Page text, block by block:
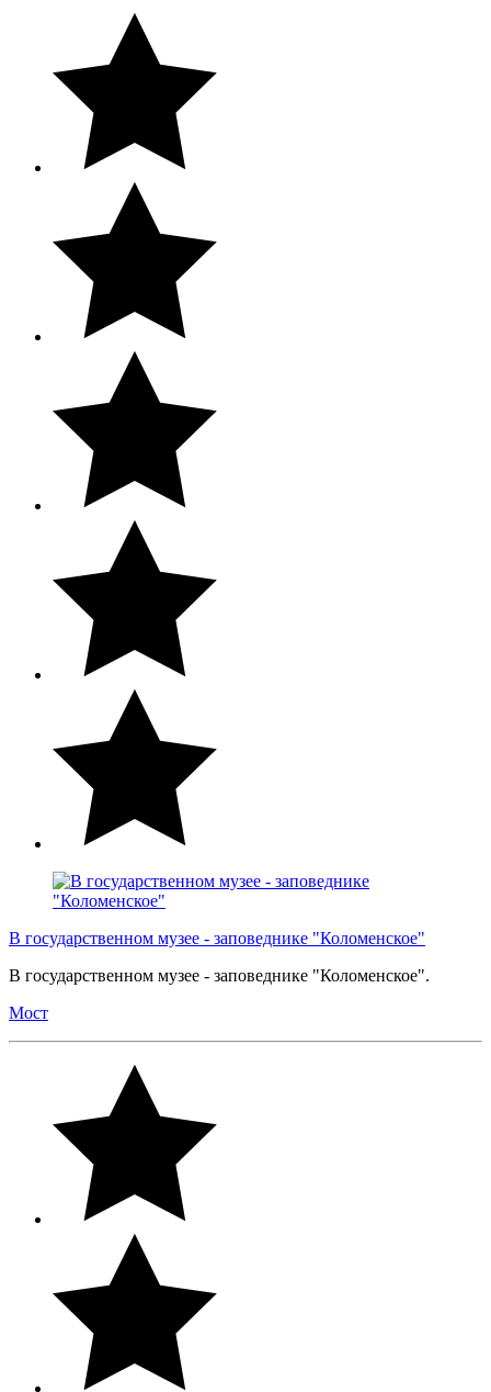
В государственном музее - заповеднике "Коломенское"
В государственном музее - заповеднике "Коломенское".
Мост